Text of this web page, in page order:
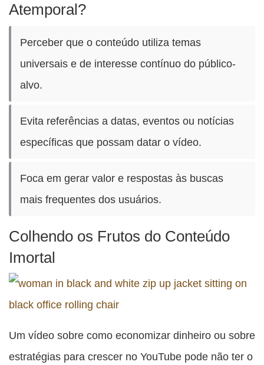
Atemporal?
Perceber que o conteúdo utiliza temas
universais e de interesse contínuo do público-
alvo.
Evita referências a datas, eventos ou notícias
específicas que possam datar o vídeo.
Foca em gerar valor e respostas às buscas
mais frequentes dos usuários.
Colhendo os Frutos do Conteúdo
Imortal
Um vídeo sobre como economizar dinheiro ou sobre
estratégias para crescer no YouTube pode não ter o